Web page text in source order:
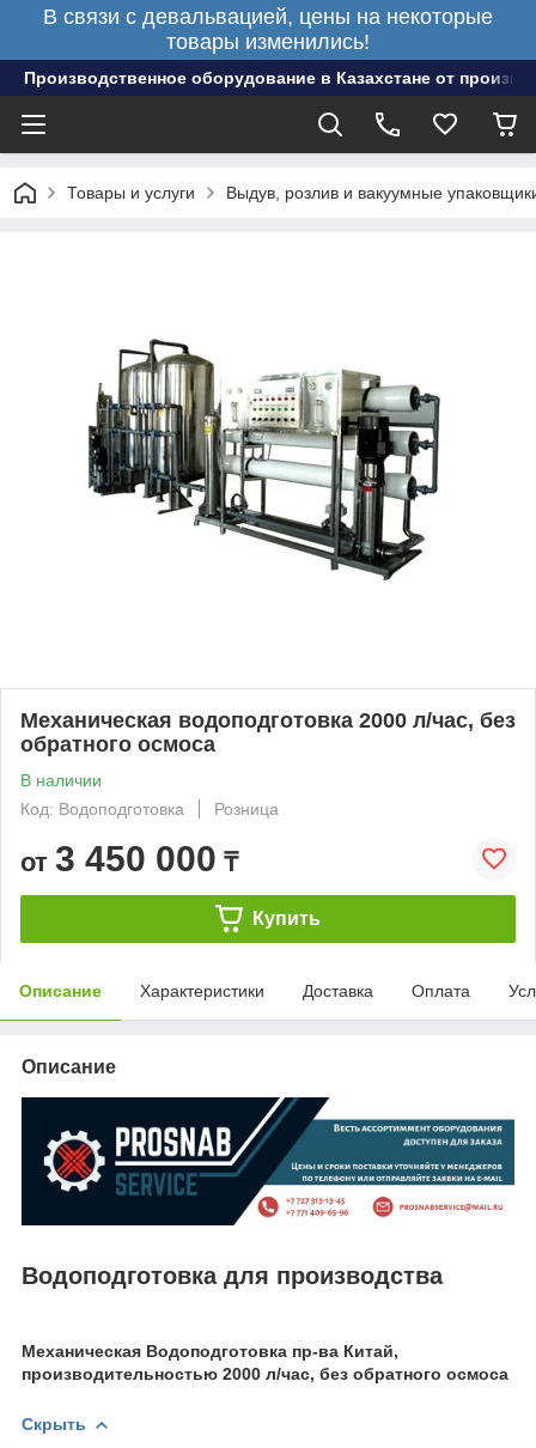
В связи с девальвацией, цены на некоторые
товары изменились!
Производственное оборудование в Казахстане от
Товары и услуги Выдув, розлив и вакуумные
Механическая водоподготовка 2000 л/час, без
обратного осмоса
В наличии
Код: Водоподготовка
Розница
от 3 450 000 ₸
Купить
Описание Характеристики Доставка Оплата
Описание
Водоподготовка для производства
Механическая Водоподготовка пр-ва Китай,
производительностью 2000 л/час, без обратного осмоса
Скрыть